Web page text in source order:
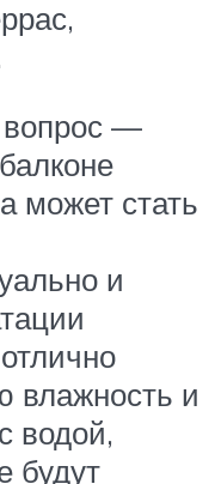
вопрос —
может стать
и
влажность и
водой,
будут